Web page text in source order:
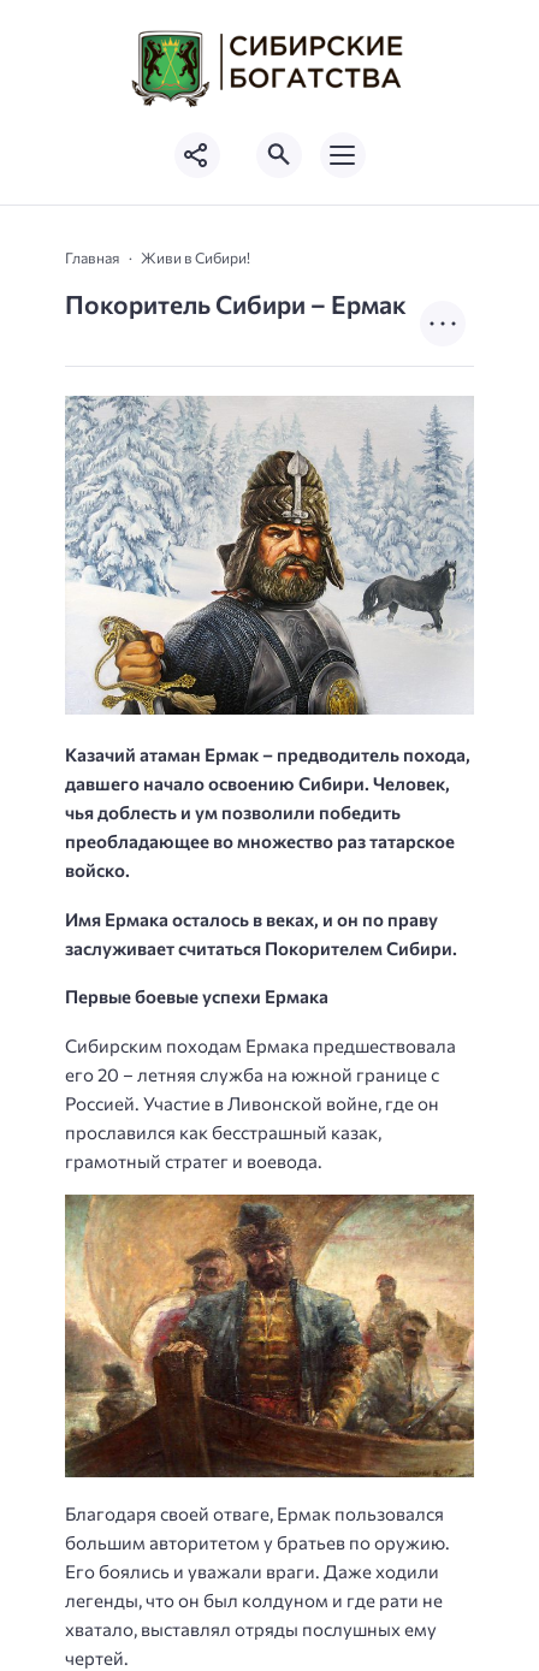
Главная Живи в Сибири!
Покоритель Сибири – Ермак
Казачий атаман Ермак – предводитель похода,
давшего начало освоению Сибири. Человек,
чья доблесть и ум позволили победить
преобладающее во множество раз татарское
войско.
Имя Ермака осталось в веках, и он по праву
заслуживает считаться Покорителем Сибири.
Первые боевые успехи Ермака
Сибирским походам Ермака предшествовала
его 20 – летняя служба на южной границе с
Россией. Участие в Ливонской войне, где он
прославился как бесстрашный казак,
грамотный стратег и воевода.
Благодаря своей отваге, Ермак пользовался
большим авторитетом у братьев по оружию.
Его боялись и уважали враги. Даже ходили
легенды, что он был колдуном и где рати не
хватало, выставлял отряды послушных ему
чертей.